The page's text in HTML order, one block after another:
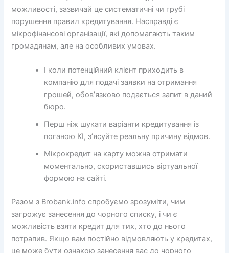
можливості, зазвичай це систематичні чи грубі
порушення правил кредитування. Насправді є
мікрофінансові організації, які допомагають таким
громадянам, але на особливих умовах.
І коли потенційний клієнт приходить в
компанію для подачі заявки на отримання
грошей, обов’язково подається запит в даний
бюро.
Перш ніж шукати варіанти кредитування із
поганою КІ, з’ясуйте реальну причину відмов.
Мікрокредит на карту можна отримати
моментально, скориставшись віртуальної
формою на сайті.
Разом з Brobank.info спробуємо зрозуміти, чим
загрожує занесення до чорного списку, і чи є
можливість взяти кредит для тих, хто до нього
потрапив. Якщо вам постійно відмовляють у кредитах,
це може бути ознакою занесення вас до чорного